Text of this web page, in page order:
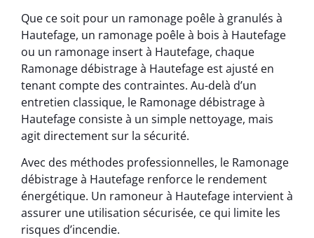
Que ce soit pour un ramonage poêle à granulés à
Hautefage, un ramonage poêle à bois à Hautefage
ou un ramonage insert à Hautefage, chaque
Ramonage débistrage à Hautefage est ajusté en
tenant compte des contraintes. Au-delà d’un
entretien classique, le Ramonage débistrage à
Hautefage consiste à un simple nettoyage, mais
agit directement sur la sécurité.
Avec des méthodes professionnelles, le Ramonage
débistrage à Hautefage renforce le rendement
énergétique. Un ramoneur à Hautefage intervient à
assurer une utilisation sécurisée, ce qui limite les
risques d’incendie.